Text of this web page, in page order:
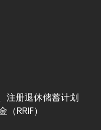
注册退休储蓄计划
RRIF）